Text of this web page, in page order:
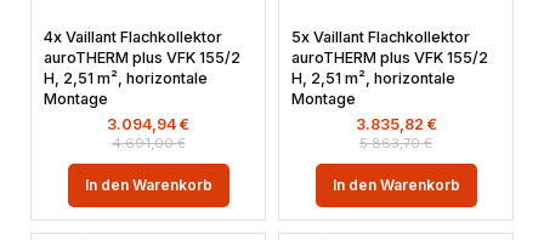
4x Vaillant Flachkollektor
auroTHERM plus VFK 155/2
H, 2,51 m², horizontale
Montage
4.691,00€
3.094,94 €
In den Warenkorb
5x Vaillant Flachkollektor
auroTHERM plus VFK 155/2
H, 2,51 m², horizontale
Montage
5.863,70€
3.835,82 €
In den Warenkorb